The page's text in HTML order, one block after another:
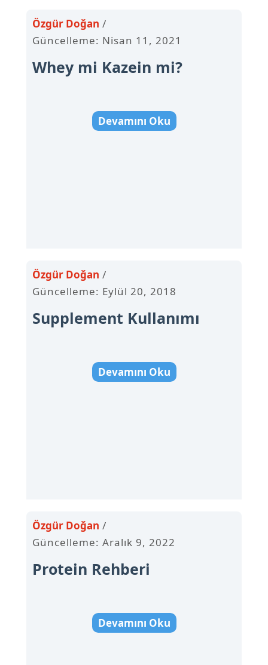
Whey mi Kazein mi?
Güncelleme: Nisan 11, 2021
Özgür Doğan
Devamını Oku
Supplement Kullanımı
Güncelleme: Eylül 20, 2018
Özgür Doğan
Devamını Oku
Protein Rehberi
Güncelleme: Aralık 9, 2022
Özgür Doğan
Devamını Oku